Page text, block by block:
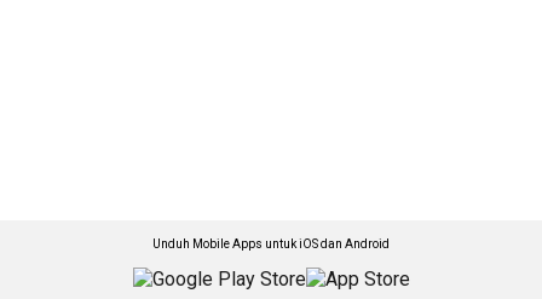
Unduh Mobile Apps untuk iOS dan Android